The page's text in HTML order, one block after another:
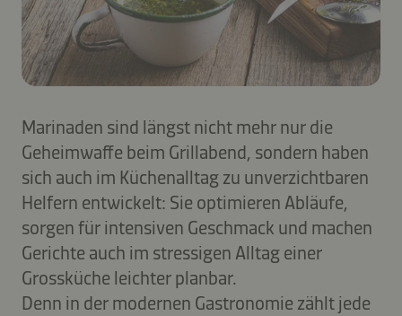
Marinaden sind längst nicht mehr nur die
Geheimwaffe beim Grillabend, sondern haben
sich auch im Küchenalltag zu unverzichtbaren
Helfern entwickelt: Sie optimieren Abläufe,
sorgen für intensiven Geschmack und machen
Gerichte auch im stressigen Alltag einer
Grossküche leichter planbar.
Denn in der modernen Gastronomie zählt jede